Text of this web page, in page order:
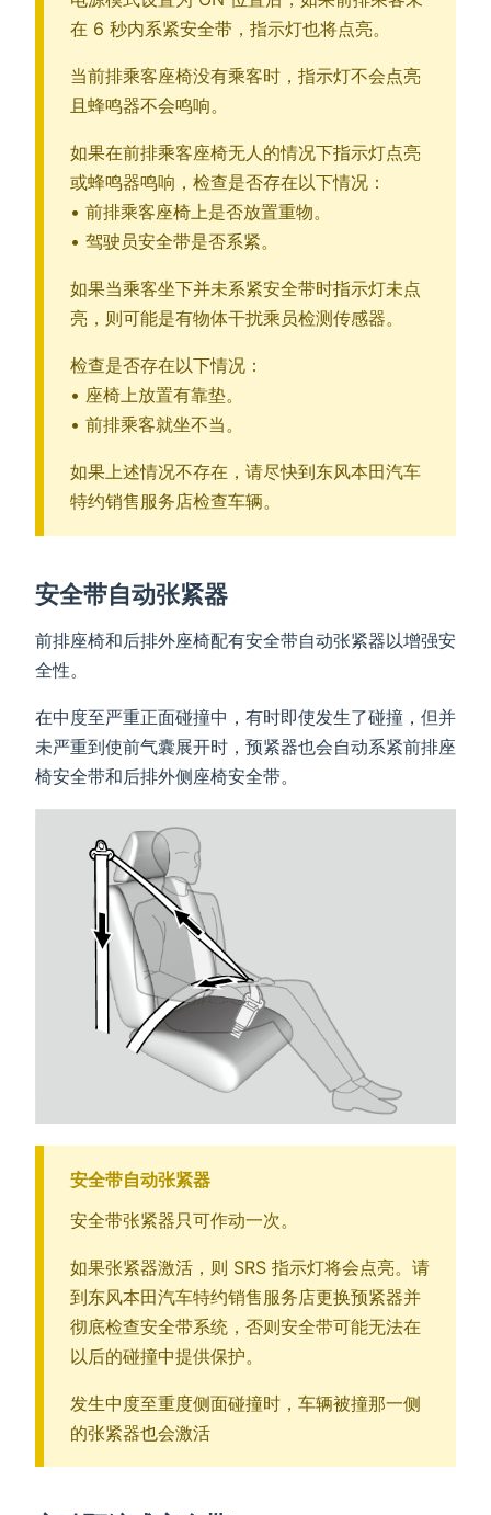
在 6 秒内系紧安全带，指示灯也将点亮。
当前排乘客座椅没有乘客时，指示灯不会点亮
且蜂鸣器不会鸣响。
如果在前排乘客座椅无人的情况下指示灯点亮
或蜂鸣器鸣响，检查是否存在以下情况：
• 前排乘客座椅上是否放置重物。
• 驾驶员安全带是否系紧。
如果当乘客坐下并未系紧安全带时指示灯未点
亮，则可能是有物体干扰乘员检测传感器。
检查是否存在以下情况：
• 座椅上放置有靠垫。
• 前排乘客就坐不当。
如果上述情况不存在，请尽快到东风本田汽车
特约销售服务店检查车辆。
安全带自动张紧器
前排座椅和后排外座椅配有安全带自动张紧器以增强安
全性。
在中度至严重正面碰撞中，有时即使发生了碰撞，但并
未严重到使前气囊展开时，预紧器也会自动系紧前排座
椅安全带和后排外侧座椅安全带。
安全带自动张紧器
安全带张紧器只可作动一次。
如果张紧器激活，则 SRS 指示灯将会点亮。请
到东风本田汽车特约销售服务店更换预紧器并
彻底检查安全带系统，否则安全带可能无法在
以后的碰撞中提供保护。
发生中度至重度侧面碰撞时，车辆被撞那一侧
的张紧器也会激活